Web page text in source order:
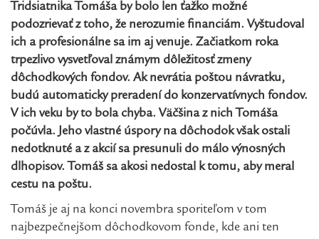
Tridsiatnika Tomáša by bolo len ťažko možné
podozrievať z toho, že nerozumie financiám. Vyštudoval
ich a profesionálne sa im aj venuje. Začiatkom roka
trpezlivo vysvetľoval známym dôležitosť zmeny
dôchodkových fondov. Ak nevrátia poštou návratku,
budú automaticky preradení do konzervatívnych fondov.
V ich veku by to bola chyba. Väčšina z nich Tomáša
počúvla. Jeho vlastné úspory na dôchodok však ostali
nedotknuté a z akcií sa presunuli do málo výnosných
dlhopisov. Tomáš sa akosi nedostal k tomu, aby meral
cestu na poštu.
Tomáš je aj na konci novembra sporiteľom v tom
najbezpečnejšom dôchodkovom fonde, kde ani ten